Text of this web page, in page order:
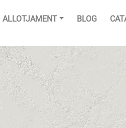
ALLOTJAMENT BLOG